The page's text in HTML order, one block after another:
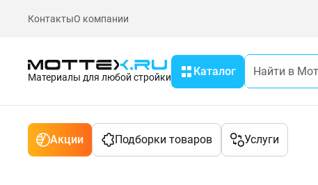
КонтактыО компании
Материалы для любой стройки Каталог
Акции Подборки товаров Услуги